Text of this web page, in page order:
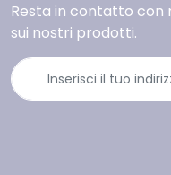
Resta in contatto con
sui nostri prodotti.